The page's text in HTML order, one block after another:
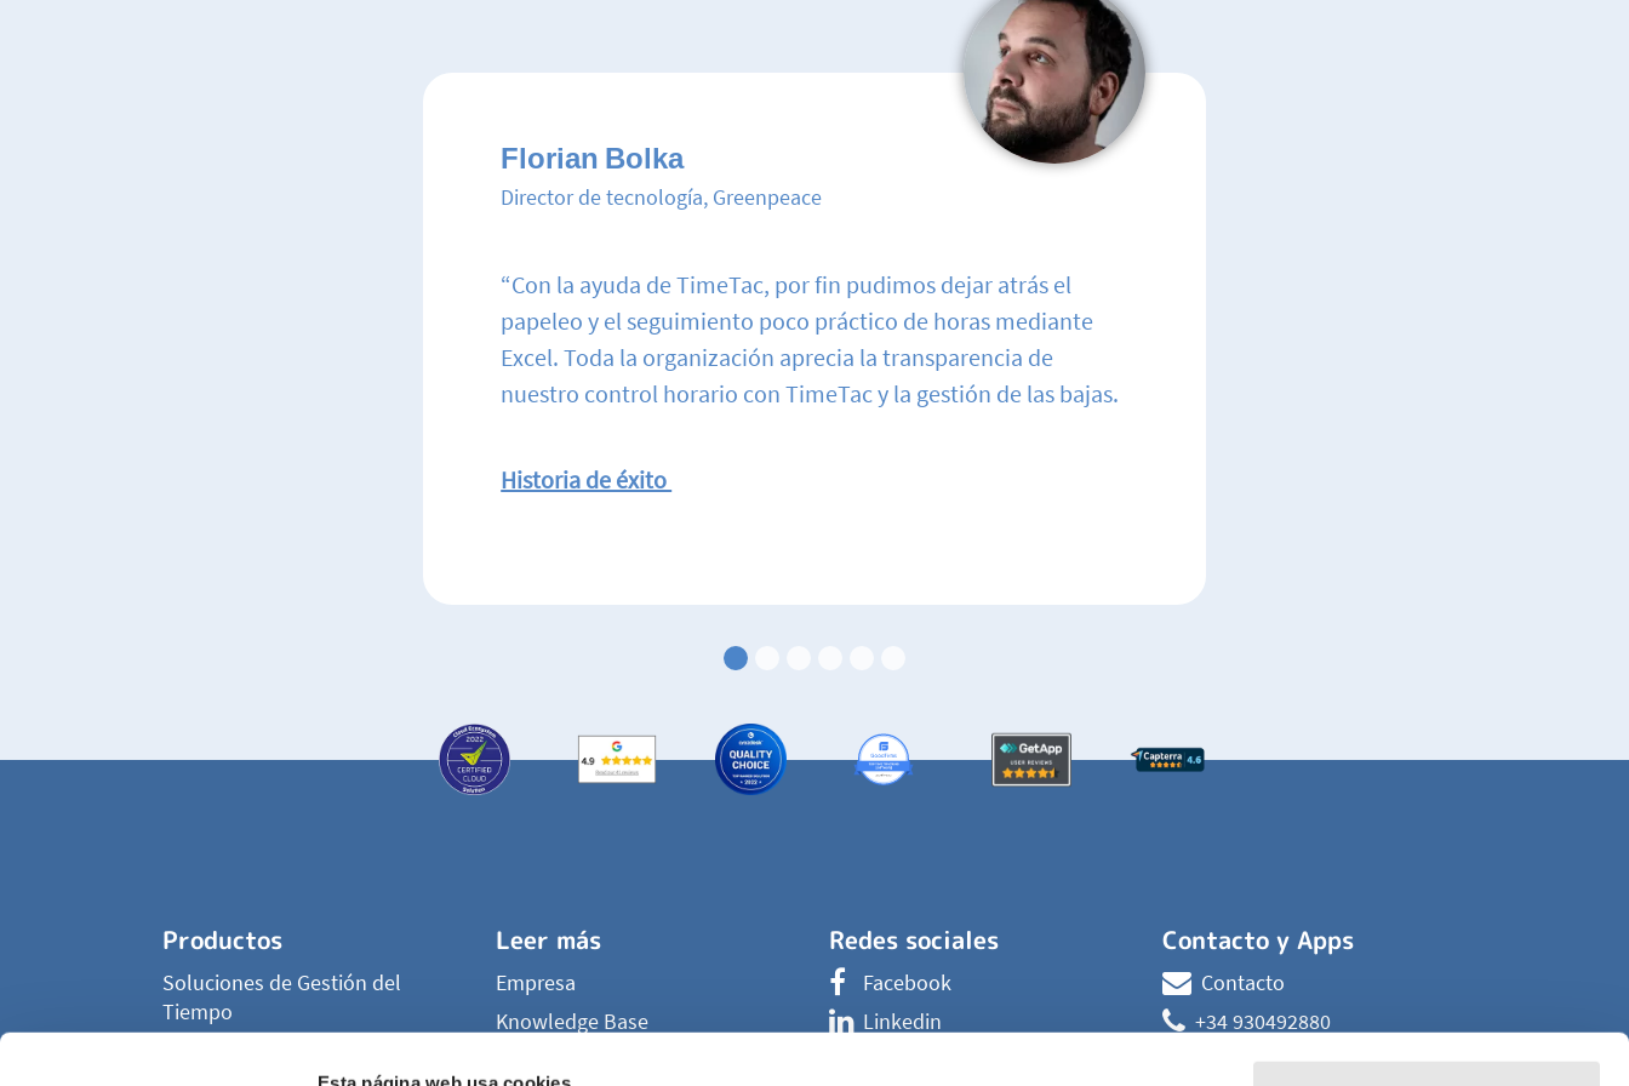
Florian Bolka
Director de tecnología, Greenpeace
“Con la ayuda de TimeTac, por fin pudimos dejar atrás el
papeleo y el seguimiento poco práctico de horas mediante
Excel. Toda la organización aprecia la transparencia de
nuestro control horario con TimeTac y la gestión de las bajas.
Historia de éxito
Productos
Soluciones de Gestión del
Tiempo
Leer más
Empresa
Knowledge Base
Redes sociales
Facebook
Linkedin
Contacto y Apps
Contacto
+34 930492880